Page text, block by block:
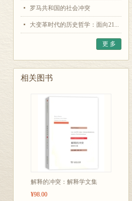
罗马共和国的社会冲突
大变革时代的历史哲学：面向21...
更 多
相关图书
解释的冲突：解释学文集
¥98.00